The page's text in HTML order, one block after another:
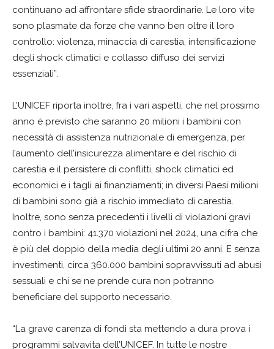
continuano ad affrontare sfide straordinarie. Le loro vite
sono plasmate da forze che vanno ben oltre il loro
controllo: violenza, minaccia di carestia, intensificazione
degli shock climatici e collasso diffuso dei servizi
essenziali”.
L’UNICEF riporta inoltre, fra i vari aspetti, che nel prossimo
anno è previsto che saranno 20 milioni i bambini con
necessità di assistenza nutrizionale di emergenza, per
l’aumento dell’insicurezza alimentare e del rischio di
carestia e il persistere di conflitti, shock climatici ed
economici e i tagli ai finanziamenti; in diversi Paesi milioni
di bambini sono già a rischio immediato di carestia.
Inoltre, sono senza precedenti i livelli di violazioni gravi
contro i bambini: 41.370 violazioni nel 2024, una cifra che
è più del doppio della media degli ultimi 20 anni. E senza
investimenti, circa 360.000 bambini sopravvissuti ad abusi
sessuali e chi se ne prende cura non potranno
beneficiare del supporto necessario.
“La grave carenza di fondi sta mettendo a dura prova i
programmi salvavita dell’UNICEF. In tutte le nostre